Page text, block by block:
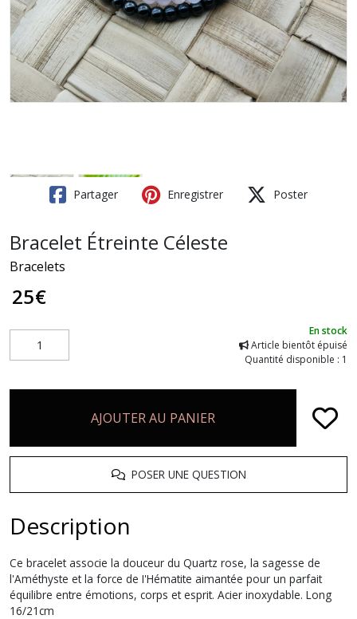
Partager Enregistrer Poster
Bracelet Étreinte Céleste
Bracelets
25€
En stock
Article bientôt épuisé
Quantité disponible : 1
AJOUTER AU PANIER
POSER UNE QUESTION
Description
Ce bracelet associe la douceur du Quartz rose, la sagesse de
l'Améthyste et la force de I'Hématite aimantée pour un parfait
équilibre entre émotions, corps et esprit. Acier inoxydable. Long
16/21cm